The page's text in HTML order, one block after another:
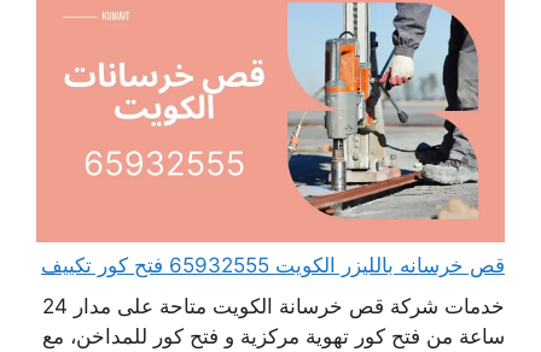
قص خرسانه بالليزر الكويت 65932555 فتح كور تكييف
خدمات شركة قص خرسانة الكويت متاحة على مدار 24
ساعة من فتح كور تهوية مركزية و فتح كور للمداخن، مع